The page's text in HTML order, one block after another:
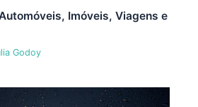
Imóveis, Viagens e
Godoy